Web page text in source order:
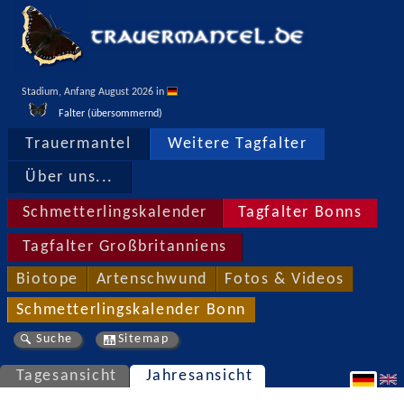
Stadium, Anfang August 2026 in
Falter (übersommernd)
Trauermantel Weitere Tagfalter
Über uns...
Schmetterlingskalender Tagfalter Bonns
Tagfalter Großbritanniens
Biotope Artenschwund Fotos & Videos
Schmetterlingskalender Bonn
Suche Sitemap
Tagesansicht Jahresansicht